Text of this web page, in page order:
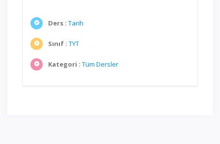
Ders : Tarih
Sınıf : TYT
Kategori : Tüm Dersler